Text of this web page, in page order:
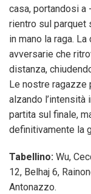
casa, portandosi a
rientro sul parquet
in mano la raga.
avversarie che
distanza,
Le nostre ragazze
alzando l’intensità
partita sul finale,
definitivamente la
Tabellino: Wu,
12, Belhaj 6,
Antonazzo.